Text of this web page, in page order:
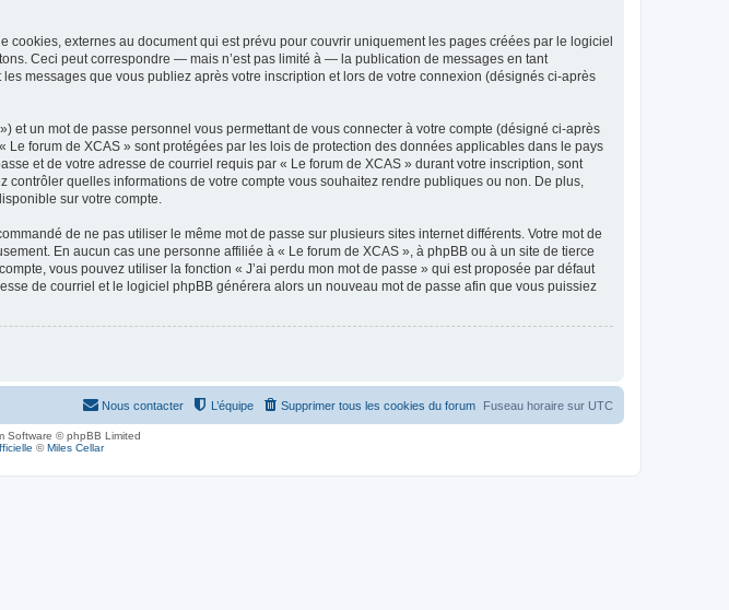
externes au document qui est prévu pour couvrir uniquement les pages créées par le logiciel
Ceci peut correspondre — mais n’est pas limité à — la publication de messages en tant
messages que vous publiez après votre inscription et lors de votre connexion (désignés ci-après
un mot de passe personnel vous permettant de vous connecter à votre compte (désigné ci-après
forum de XCAS » sont protégées par les lois de protection des données applicables dans le pays
et de votre adresse de courriel requis par « Le forum de XCAS » durant votre inscription, sont
quelles informations de votre compte vous souhaitez rendre publiques ou non. De plus,
sur votre compte.
de ne pas utiliser le même mot de passe sur plusieurs sites internet différents. Votre mot de
En aucun cas une personne affiliée à « Le forum de XCAS », à phpBB ou à un site de tierce
vous pouvez utiliser la fonction « J’ai perdu mon mot de passe » qui est proposée par défaut
de courriel et le logiciel phpBB générera alors un nouveau mot de passe afin que vous puissiez
Fuseau horaire sur UTC
Supprimer tous les cookies du forum
L’équipe
Nous contacter
Software © phpBB Limited
©Miles Cellar